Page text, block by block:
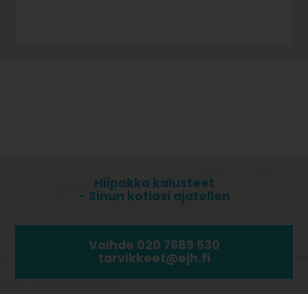
Hiipakka kalusteet
- Sinun kotiasi ajatellen
Vaihde 020 7689 530
tarvikkeet@ejh.fi